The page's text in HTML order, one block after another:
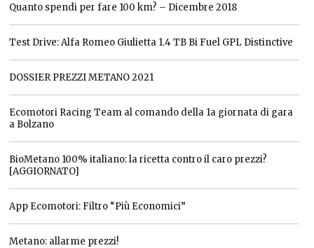
Quanto spendi per fare 100 km? – Dicembre 2018
Test Drive: Alfa Romeo Giulietta 1.4 TB Bi Fuel GPL Distinctive
DOSSIER PREZZI METANO 2021
Ecomotori Racing Team al comando della 1a giornata di gara
a Bolzano
BioMetano 100% italiano: la ricetta contro il caro prezzi?
[AGGIORNATO]
App Ecomotori: Filtro “Più Economici”
Metano: allarme prezzi!